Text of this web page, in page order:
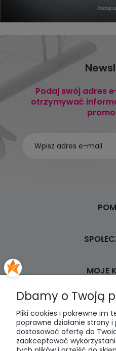
Podaj swój adres
otrzymywać
MOJE
PŁATNOŚCI
Dbamy o Twoją
Pliki cookies i pokrewne im
poprawne działanie strony
dostosować ofertę do
zaakceptować